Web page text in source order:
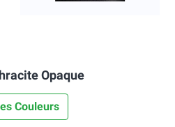
Opaque
Couleurs